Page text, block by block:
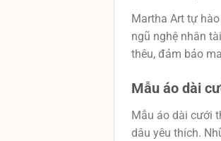
Martha Art tự
ngũ nghệ nhân
thêu, đảm bảo
Mẫu áo dài
Mẫu áo dài cưới
dâu yêu thích.